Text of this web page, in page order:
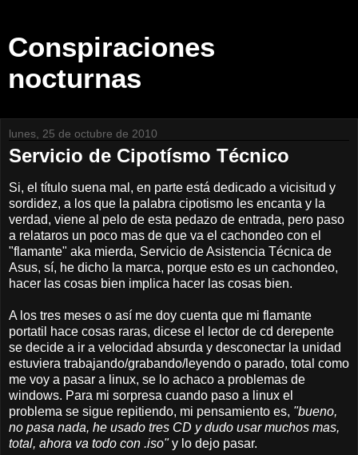
Conspiraciones
nocturnas
lunes, 25 de octubre de 2010
Servicio de Cipotísmo Técnico
Si, el título suena mal, en parte está dedicado a vicisitud y
sordidez, a los que la palabra cipotismo les encanta y la
verdad, viene al pelo de esta pedazo de entrada, pero paso
a relataros un poco mas de que va el cachondeo con el
"flamante" aka mierda, Servicio de Asistencia Técnica de
Asus, sí, he dicho la marca, porque esto es un cachondeo,
hacer las cosas bien implica hacer las cosas bien.
A los tres meses o así me doy cuenta que mi flamante
portatil hace cosas raras, dicese el lector de cd derepente
se decide a ir a velocidad absurda y desconectar la unidad
estuviera trabajando/grabando/leyendo o parado, total como
me voy a pasar a linux, se lo achaco a problemas de
windows. Para mi sorpresa cuando paso a linux el
problema se sigue repitiendo, mi pensamiento es, "bueno,
no pasa nada, he usado tres CD y dudo usar muchos mas,
total, ahora va todo con .iso"y lo dejo pasar.